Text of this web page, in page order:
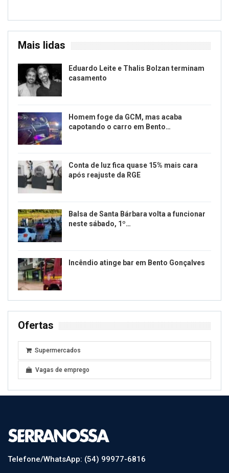
Mais lidas
Eduardo Leite e Thalis Bolzan terminam
casamento
Homem foge da GCM, mas acaba
capotando o carro em Bento…
Conta de luz fica quase 15% mais cara
após reajuste da RGE
Balsa de Santa Bárbara volta a funcionar
neste sábado, 1º…
Incêndio atinge bar em Bento Gonçalves
Ofertas
Supermercados
Vagas de emprego
Telefone/WhatsApp: (54) 99977-6816